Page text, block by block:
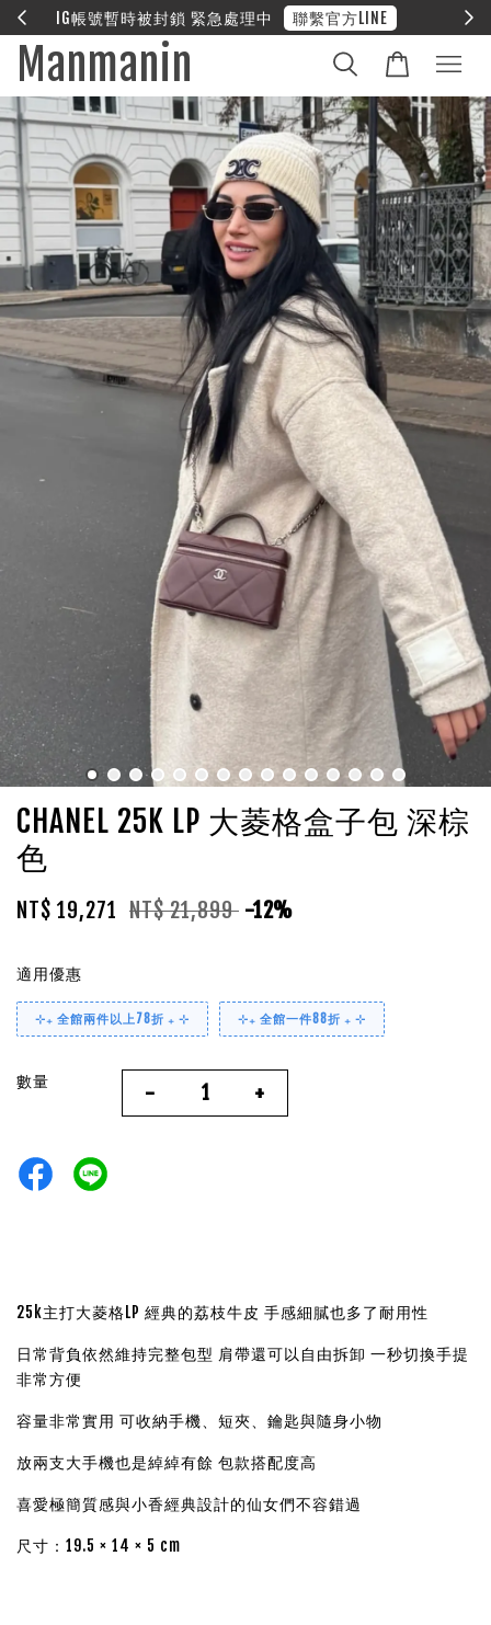
❤︎ 全館滿兩萬享免運
Manmanin
CHANEL 25K LP 大菱格盒子包 深棕
色
NT$ 19,271 NT$ 21,899 -12%
適用優惠
⊹₊ 全館兩件以上78折 ₊ ⊹ ⊹₊ 全館一件88折 ₊ ⊹
數量 - +
25k主打大菱格LP 經典的荔枝牛皮 手感細膩也多了耐用性
日常背負依然維持完整包型 肩帶還可以自由拆卸 一秒切換手提
非常方便
容量非常實用 可收納手機、短夾、 鑰匙與隨身小物
放兩支大手機也是綽綽有餘 包款搭配度高
喜愛極簡質感與小香經典設計的仙女們不容錯過
尺寸：19.5 × 14 × 5 cm